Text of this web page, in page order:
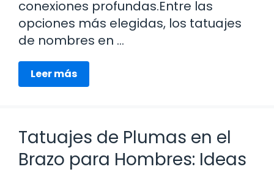
conexiones profundas.Entre las
opciones más elegidas, los tatuajes
de nombres en …
Leer más
Tatuajes de Plumas en el
Brazo para Hombres: Ideas